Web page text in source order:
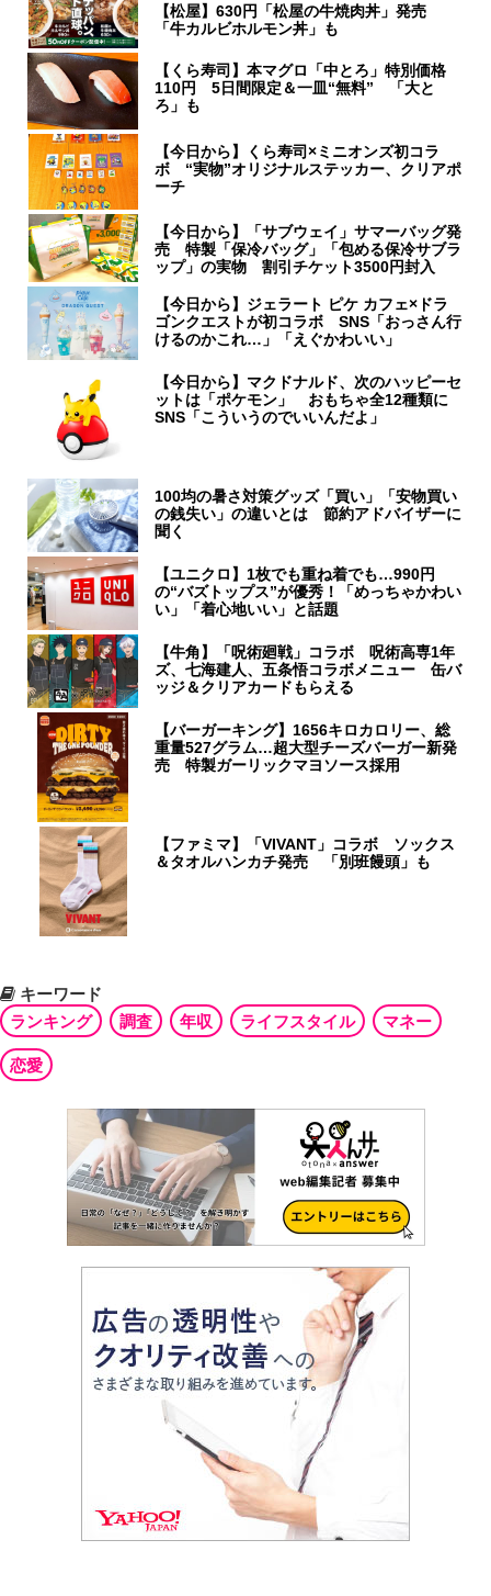
【松屋】630円「松屋の牛焼肉丼」発売
「牛カルビホルモン丼」も
【くら寿司】本マグロ「中とろ」特別価格
110円 5日間限定＆一皿“無料” 「大と
ろ」も
【今日から】くら寿司×ミニオンズ初コラ
ボ “実物”オリジナルステッカー、クリアポ
ーチ
【今日から】「サブウェイ」サマーバッグ発
売 特製「保冷バッグ」「包める保冷サブラ
ップ」の実物 割引チケット3500円封入
【今日から】ジェラート ピケ カフェ×ドラ
ゴンクエストが初コラボ SNS「おっさん行
けるのかこれ…」「えぐかわいい」
【今日から】マクドナルド、次のハッピーセ
ットは「ポケモン」 おもちゃ全12種類に
SNS「こういうのでいいんだよ」
100均の暑さ対策グッズ「買い」「安物買い
の銭失い」の違いとは 節約アドバイザーに
聞く
【ユニクロ】1枚でも重ね着でも…990円
の“バズトップス”が優秀！「めっちゃかわい
い」「着心地いい」と話題
【牛角】「呪術廻戦」コラボ 呪術高専1年
ズ、七海建人、五条悟コラボメニュー 缶バ
ッジ＆クリアカードもらえる
【バーガーキング】1656キロカロリー、総
重量527グラム…超大型チーズバーガー新発
売 特製ガーリックマヨソース採用
【ファミマ】「VIVANT」コラボ ソックス
＆タオルハンカチ発売 「別班饅頭」も
キーワード
ランキング
調査 年収 ライフスタイル マネー
恋愛